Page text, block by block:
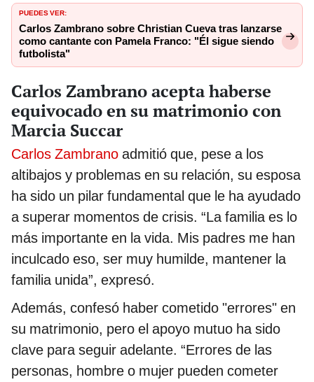
PUEDES VER:
Carlos Zambrano sobre Christian Cueva tras lanzarse
como cantante con Pamela Franco: "Él sigue siendo
futbolista"
Carlos Zambrano acepta haberse
equivocado en su matrimonio con
Marcia Succar
Carlos Zambrano admitió que, pese a los
altibajos y problemas en su relación, su esposa
ha sido un pilar fundamental que le ha ayudado
a superar momentos de crisis. “La familia es lo
más importante en la vida. Mis padres me han
inculcado eso, ser muy humilde, mantener la
familia unida”, expresó.
Además, confesó haber cometido "errores" en
su matrimonio, pero el apoyo mutuo ha sido
clave para seguir adelante. “Errores de las
personas, hombre o mujer pueden cometer